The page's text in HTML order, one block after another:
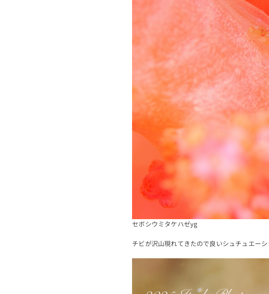
セボシウミタケハゼyg
チビが沢山現れてきたので良いシュチュエー